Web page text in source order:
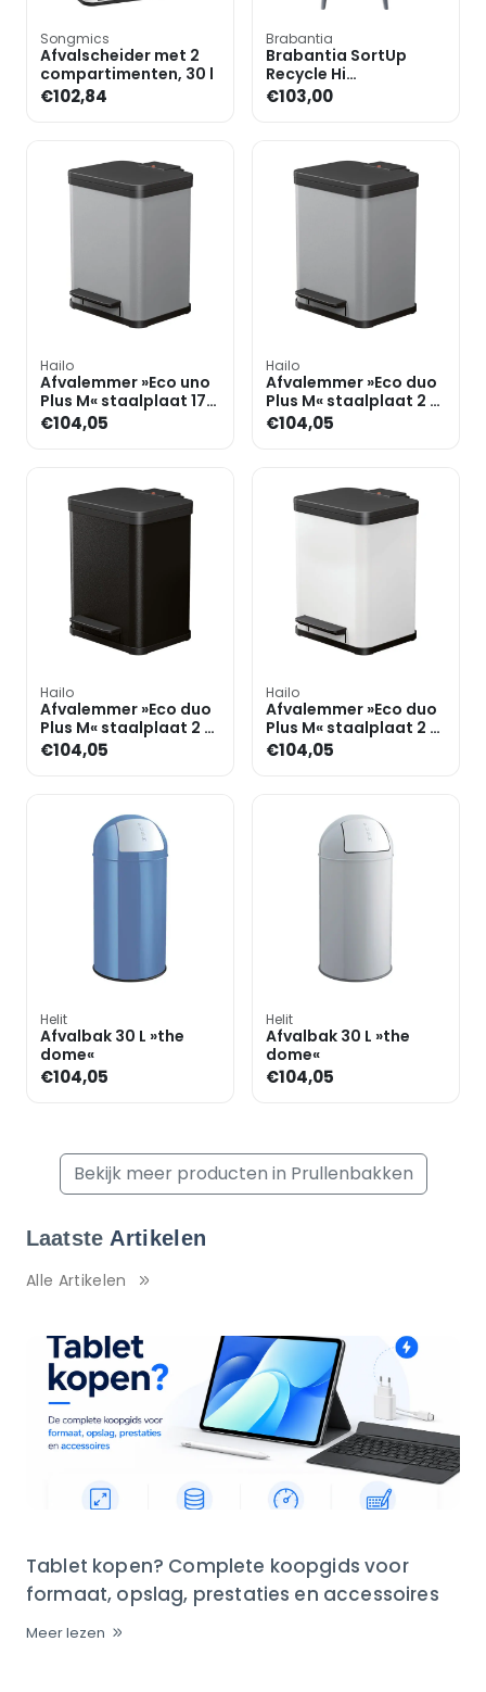
Songmics
Afvalscheider met 2
compartimenten, 30 l
€102,84
Brabantia
Brabantia SortUp
Recycle Hi
afvalemmer 20+25L
€103,00
Hailo
Afvalemmer »Eco uno
Plus M« staalplaat 17
liter
€104,05
Hailo
Afvalemmer »Eco duo
Plus M« staalplaat 2 x
9 liter
€104,05
Hailo
Afvalemmer »Eco duo
Plus M« staalplaat 2 x
9 liter
€104,05
Hailo
Afvalemmer »Eco duo
Plus M« staalplaat 2 x
9 liter
€104,05
Helit
Afvalbak 30 L »the
dome«
€104,05
Helit
Afvalbak 30 L »the
dome«
€104,05
Bekijk meer producten in Prullenbakken
Laatste Artikelen
Alle Artikelen
Tablet kopen? Complete koopgids voor
formaat, opslag, prestaties en accessoires
Meer lezen